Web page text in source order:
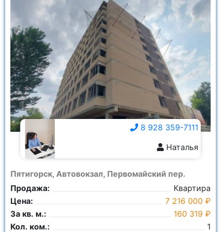
Пятигорск, Автовокзал, Первомайский пер.
Продажа:
Квартира
Цена:
7 216 000 ₽
За кв. м.:
160 319 ₽
Кол. ком.:
1
8 928 359-7111
Наталья